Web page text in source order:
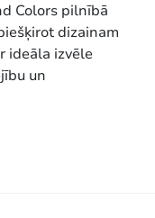
Colors pilnībā
dizainam
ideāla izvēle
un